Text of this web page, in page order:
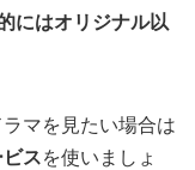
にはオリジナル以
マを見たい場合は
スを使いましょ